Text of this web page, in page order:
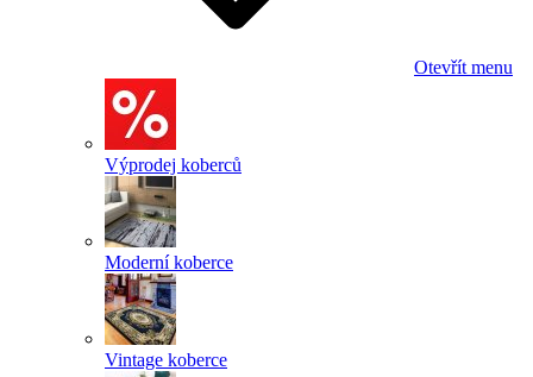
Otevřít menu
Výprodej koberců
Moderní koberce
Vintage koberce